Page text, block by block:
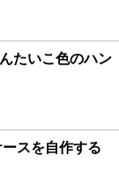
たいこ色のハン
スを自作する